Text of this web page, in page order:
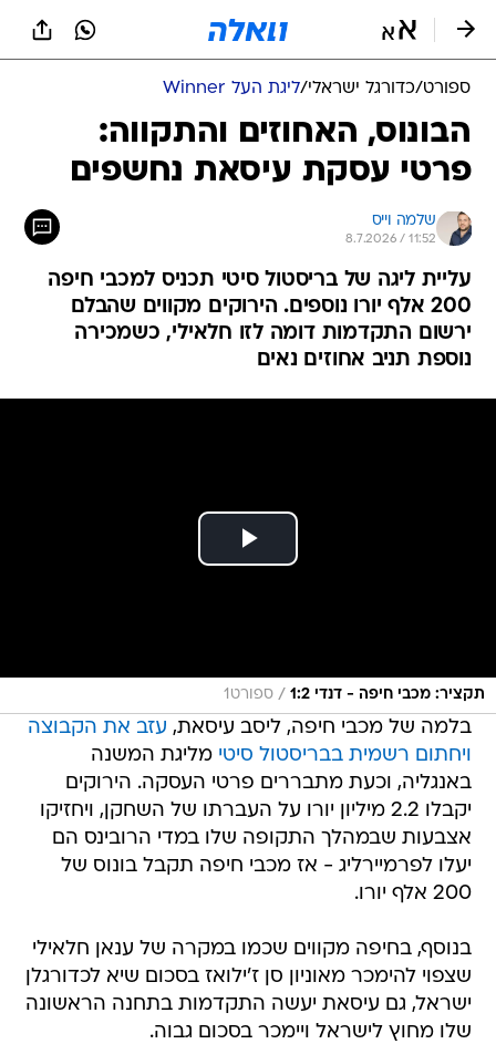
ספורט/כדורגל ישראלי/ליגת העל Winner
הבונוס, האחוזים והתקווה:
פרטי עסקת עיסאת נחשפים
שלמה וייס
8.7.2026 / 11:52
עליית ליגה של בריסטול סיטי תכניס למכבי חיפה
200 אלף יורו נוספים. הירוקים מקווים שהבלם
ירשום התקדמות דומה לזו חלאילי, כשמכירה
נוספת תניב אחוזים נאים
תקציר: מכבי חיפה - דנדי 1:2 / ספורט1
בלמה של מכבי חיפה, ליסב עיסאת, עזב את הקבוצה
ויחתום רשמית בבריסטול סיטי מליגת המשנה
באנגליה, וכעת מתבררים פרטי העסקה. הירוקים
יקבלו 2.2 מיליון יורו על העברתו של השחקן, ויחזיקו
אצבעות שבמהלך התקופה שלו במדי הרובינס הם
יעלו לפרמיירליג - אז מכבי חיפה תקבל בונוס של
200 אלף יורו.
בנוסף, בחיפה מקווים שכמו במקרה של ענאן חלאילי
שצפוי להימכר מאוניון סן ז'ילואז בסכום שיא לכדורגלן
ישראל, גם עיסאת יעשה התקדמות בתחנה הראשונה
שלו מחוץ לישראל ויימכר בסכום גבוה.